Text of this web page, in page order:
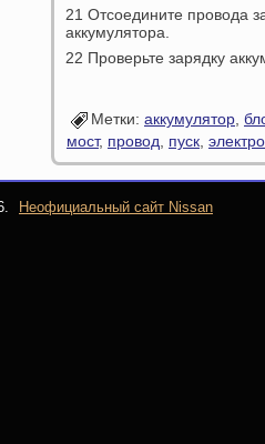
21 Отсоедините провода
аккумулятора.
22 Проверьте зарядку
Метки: аккумулятор
мост, провод пуск электро
Неофициальный сайт Nissan